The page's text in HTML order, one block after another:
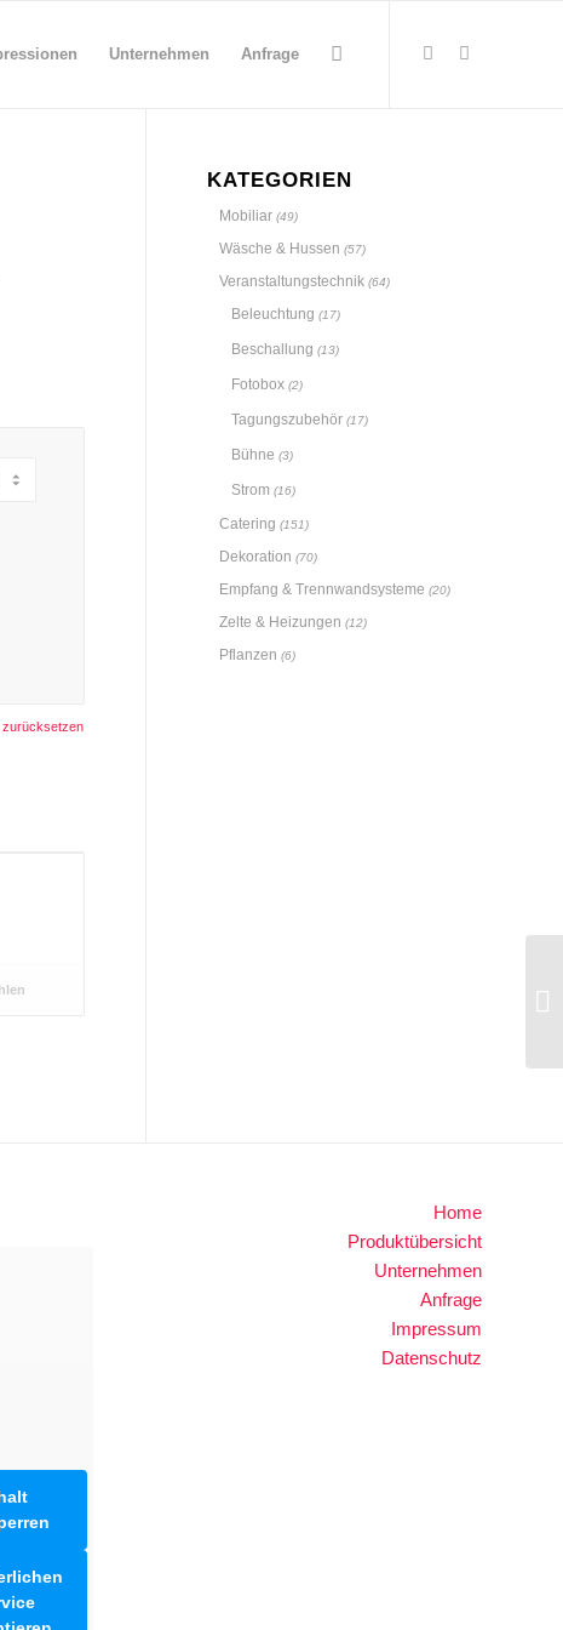
Unternehmen Anfrage
zurücksetzen
KATEGORIEN
Mobiliar (49)
Wäsche & Hussen (57)
Veranstaltungstechnik (64)
Beleuchtung (17)
Beschallung (13)
Fotobox (2)
Tagungszubehör (17)
Bühne (3)
Strom (16)
Catering (151)
Dekoration (70)
Empfang & Trennwandsysteme (20)
Zelte & Heizungen (12)
Pflanzen (6)
Home
Produktübersicht
Unternehmen
Anfrage
Impressum
Datenschutz